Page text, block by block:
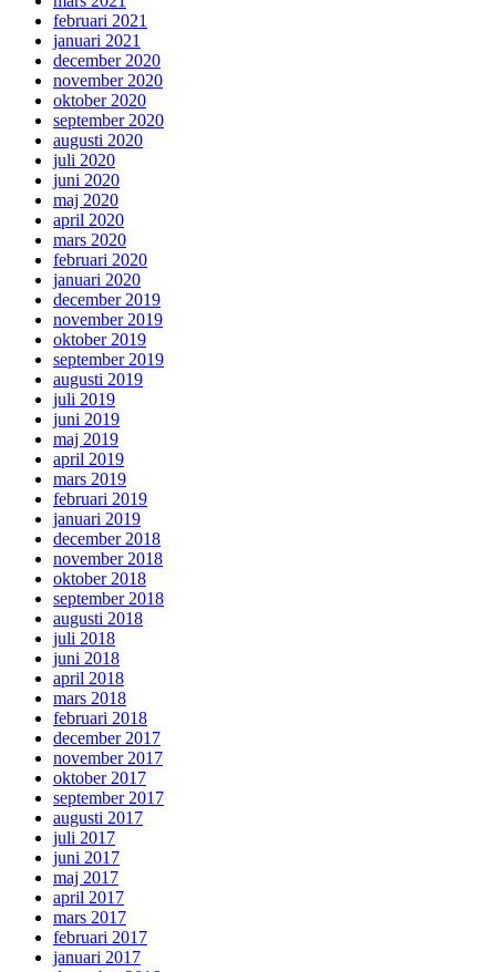
februari 2021
januari 2021
december 2020
november 2020
oktober 2020
september 2020
augusti 2020
juli 2020
juni 2020
maj 2020
april 2020
mars 2020
februari 2020
januari 2020
december 2019
november 2019
oktober 2019
september 2019
augusti 2019
juli 2019
juni 2019
maj 2019
april 2019
mars 2019
februari 2019
januari 2019
december 2018
november 2018
oktober 2018
september 2018
augusti 2018
juli 2018
juni 2018
april 2018
mars 2018
februari 2018
december 2017
november 2017
oktober 2017
september 2017
augusti 2017
juli 2017
juni 2017
maj 2017
april 2017
mars 2017
februari 2017
januari 2017